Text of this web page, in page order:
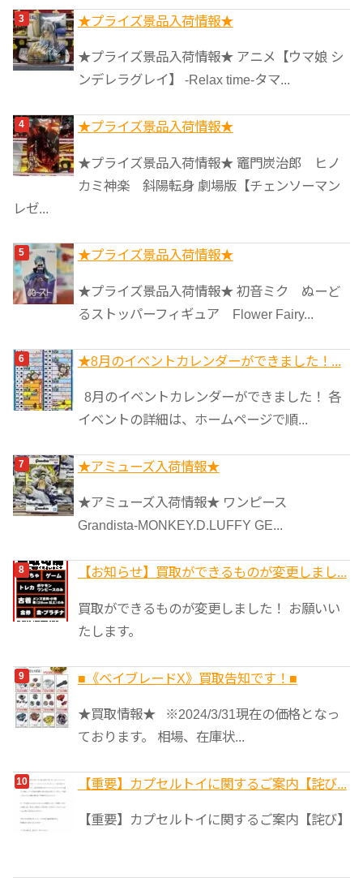
★プライズ景品入荷情報★
★プライズ景品入荷情報★ アニメ【ウマ娘 シ
ンデレラグレイ】 -Relax time-タマ...
★プライズ景品入荷情報★
★プライズ景品入荷情報★ 竈門炭治郎 ヒノ
カミ神楽 斜陽転身 劇場版【チェンソーマン
レゼ...
★プライズ景品入荷情報★
★プライズ景品入荷情報★ 初音ミク ぬーど
るストッパーフィギュア Flower Fairy...
★8月のイベントカレンダーができました！...
8月のイベントカレンダーができました！ 各
イベントの詳細は、ホームページで順...
★アミューズ入荷情報★
★アミューズ入荷情報★ ワンピース
Grandista-MONKEY.D.LUFFY GE...
【お知らせ】買取ができるものが変更しまし...
買取ができるものが変更しました！ お願いい
たします。
■《ベイブレードX》買取告知です！■
★買取情報★ ※2024/3/31現在の価格となっ
ております。 相場、在庫状...
【重要】カプセルトイに関するご案内【詫び...
【重要】カプセルトイに関するご案内【詫び】